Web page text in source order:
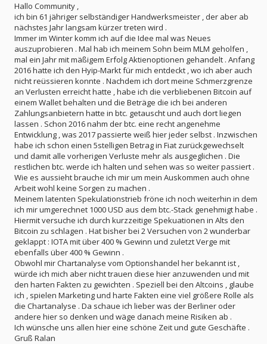
Hallo Community ,
ich bin 61 jähriger selbständiger Handwerksmeister , der aber ab
nächstes Jahr langsam kürzer treten wird .
Immer im Winter komm ich auf die Idee mal was Neues
auszuprobieren . Mal hab ich meinem Sohn beim MLM geholfen ,
mal ein Jahr mit mäßigem Erfolg Aktienoptionen gehandelt . Anfang
2016 hatte ich den Hyip-Markt für mich entdeckt , wo ich aber auch
nicht reüssieren konnte . Nachdem ich dort meine Schmerzgrenze
an Verlusten erreicht hatte , habe ich die verbliebenen Bitcoin auf
einem Wallet behalten und die Beträge die ich bei anderen
Zahlungsanbietern hatte in btc. getauscht und auch dort liegen
lassen . Schon 2016 nahm der btc. eine recht angenehme
Entwicklung , was 2017 passierte weiß hier jeder selbst . Inzwischen
habe ich schon einen 5stelligen Betrag in Fiat zurückgewechselt
und damit alle vorherigen Verluste mehr als ausgeglichen . Die
restlichen btc. werde ich halten und sehen was so weiter passiert .
Wie es aussieht brauche ich mir um mein Auskommen auch ohne
Arbeit wohl keine Sorgen zu machen .
Meinem latenten Spekulationstrieb fröne ich noch weiterhin in dem
ich mir umgerechnet 1000 USD aus dem btc.-Stack genehmigt habe .
Hiermit versuche ich durch kurzzeitige Spekuationen in Alts den
Bitcoin zu schlagen . Hat bisher bei 2 Versuchen von 2 wunderbar
geklappt : IOTA mit über 400 % Gewinn und zuletzt Verge mit
ebenfalls über 400 % Gewinn .
Obwohl mir Chartanalyse vom Optionshandel her bekannt ist ,
würde ich mich aber nicht trauen diese hier anzuwenden und mit
den harten Fakten zu gewichten . Speziell bei den Altcoins , glaube
ich , spielen Marketing und harte Fakten eine viel größere Rolle als
die Chartanalyse . Da schaue ich lieber was der Berliner oder
andere hier so denken und wäge danach meine Risiken ab .
Ich wünsche uns allen hier eine schöne Zeit und gute Geschäfte .
Gruß Ralan